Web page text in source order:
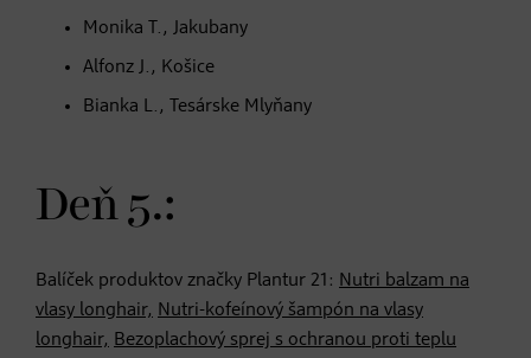
Monika T., Jakubany
Alfonz J., Košice
Bianka L., Tesárske Mlyňany
Deň 5.:
Balíček produktov značky Plantur 21: Nutri balzam na
vlasy longhair, Nutri-kofeínový šampón na vlasy
longhair, Bezoplachový sprej s ochranou proti teplu